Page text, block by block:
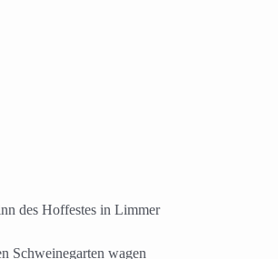
des Hoffestes in Limmer
Schweinegarten wagen